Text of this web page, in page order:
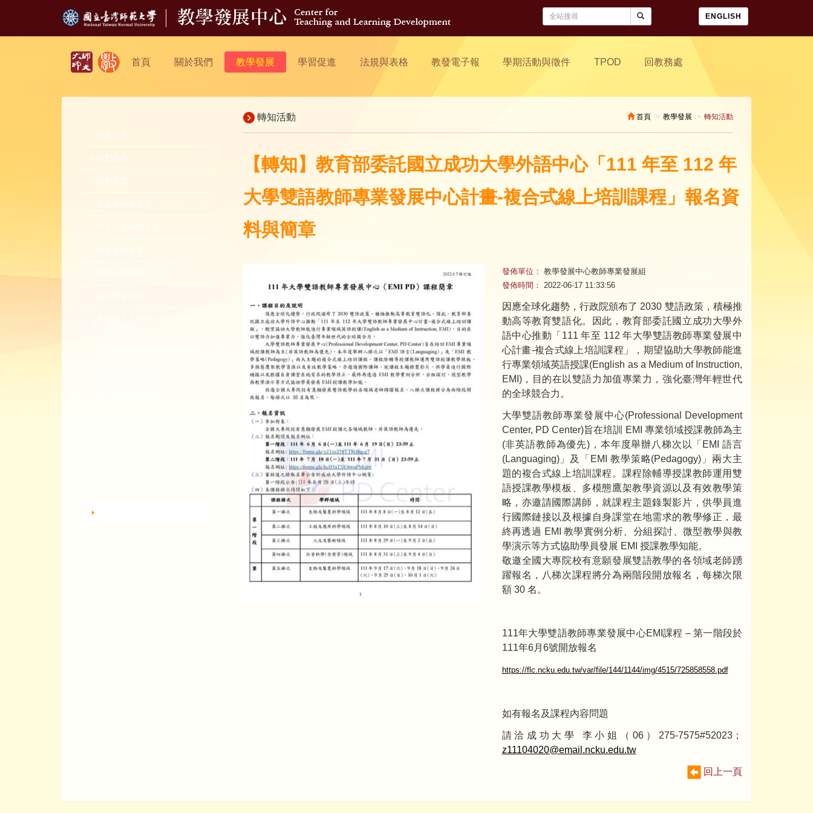
ENGLISH
首頁 關於我們 教學發展 學習促進 法規與表格 教發電子報 學期活動與徵件 TPOD 回教務處
行政公告
活動報名
活動花絮
新進教師研習營
中生代教師研習營
轉知活動 首頁 教學發展 轉知活動
【轉知】教育部委託國立成功大學外語中心「111 年至 112 年
大學雙語教師專業發展中心計畫-複合式線上培訓課程」報名資
料與簡章
發佈單位： 教學發展中心教師專業發展組
發佈時間： 2022-06-17 11:33:56
因應全球化趨勢，行政院頒布了 2030 雙語政策，積極推
動高等教育雙語化。因此，教育部委託國立成功大學外
語中心推動「111 年至 112 年大學雙語教師專業發展中
心計畫-複合式線上培訓課程」，期望協助大學教師能進
行專業領域英語授課(English as a Medium of Instruction,
EMI)，目的在以雙語力加值專業力，強化臺灣年輕世代
的全球競合力。
大學雙語教師專業發展中心(Professional Development
Center, PD Center)旨在培訓 EMI 專業領域授課教師為主
(非英語教師為優先)，本年度舉辦八梯次以「EMI 語言
(Languaging)」及「EMI 教學策略(Pedagogy)」兩大主
題的複合式線上培訓課程。課程除輔導授課教師運用雙
語授課教學模板、多模態鷹架教學資源以及有效教學策
略，亦邀請國際講師，就課程主題錄製影片，供學員進
行國際鏈接以及根據自身課堂在地需求的教學修正，最
終再透過 EMI 教學實例分析、分組探討、微型教學與教
學演示等方式協助學員發展 EMI 授課教學知能。
敬邀全國大專院校有意願發展雙語教學的各領域老師踴
躍報名，八梯次課程將分為兩階段開放報名，每梯次限
額 30 名。
111年大學雙語教師專業發展中心EMI課程 – 第一階段於
111年6月6號開放報名
https://flc.ncku.edu.tw/var/file/144/1144/img/4515/725858558.pdf
如有報名及課程內容問題
請洽成功大學 李小姐（06）275-7575#52023；
z11104020@email.ncku.edu.tw
回上一頁